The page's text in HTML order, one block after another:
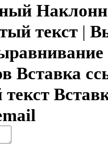
текст |
Вставка